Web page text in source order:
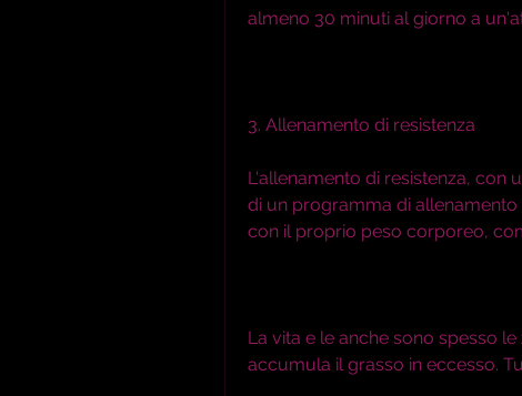
almeno 30 minuti al giorno a
3. Allenamento di resistenza
L'allenamento di resistenza, con
di un programma di
con il proprio peso corporeo,
La vita e le anche sono spesso
accumula il grasso in eccesso.